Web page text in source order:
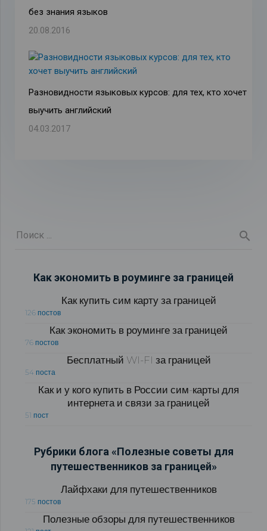
без знания языков
20.08.2016
Разновидности языковых курсов: для тех, кто хочет
выучить английский
04.03.2017
Как экономить в роуминге за границей
Как купить сим карту за границей
126 постов
Как экономить в роуминге за границей
76 постов
Бесплатный WI-FI за границей
54 поста
Как и у кого купить в России сим-карты для
интернета и связи за границей
51 пост
Рубрики блога «Полезные советы для
путешественников за границей»
Лайфхаки для путешественников
175 постов
Полезные обзоры для путешественников